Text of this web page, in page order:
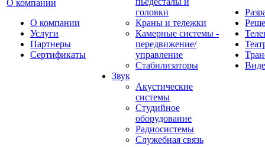
О компании
О компании
Услуги
Партнеры
Сертификаты
головки
Краны и тележки
Камерные системы -
передвижение/
управление
Стабилизаторы
Звук
Акустические
системы
Студийное
оборудование
Радиосистемы
Служебная связь